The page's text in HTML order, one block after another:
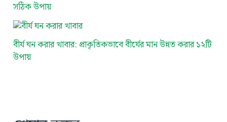
সঠিক উপায়
বীর্য ঘন করার খাবার: প্রাকৃতিকভাবে বীর্যের মান উন্নত করার ১২টি
উপায়